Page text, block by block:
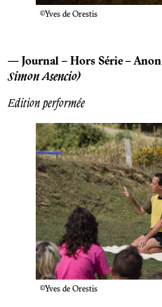
©Yves de Orestis
— Journal – Hors Série – Anon
Simon Asencio)
Edition performée
©Yves de Orestis